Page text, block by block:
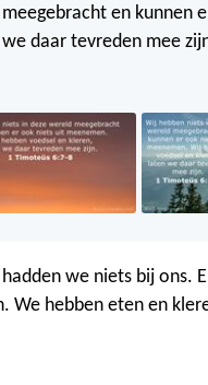
en kunnen
daar tevreden mee
we niets bij ons.
We hebben eten en